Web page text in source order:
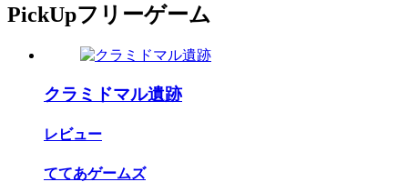
PickUpフリーゲーム
クラミドマル遺跡
レビュー
ててあゲームズ